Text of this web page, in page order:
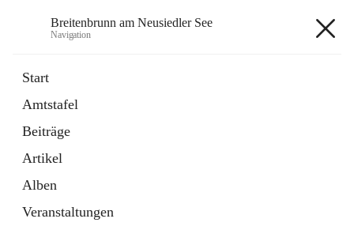
Breitenbrunn am Neusiedler See
Navigation
Start
Amtstafel
Beiträge
Artikel
Alben
Veranstaltungen
18 Schnellzugriffe
Gemeindeservice